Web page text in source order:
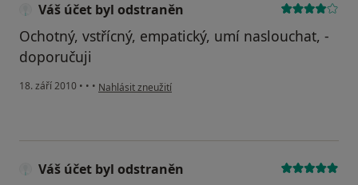
Váš účet byl odstraněn
Ochotný, vstřícný, empatický, umí naslouchat, -
doporučuji
18. září 2010 • • • podle názoru uživatele Váš účet byl odstraněn
Nahlásit zneužití
Váš účet byl odstraněn